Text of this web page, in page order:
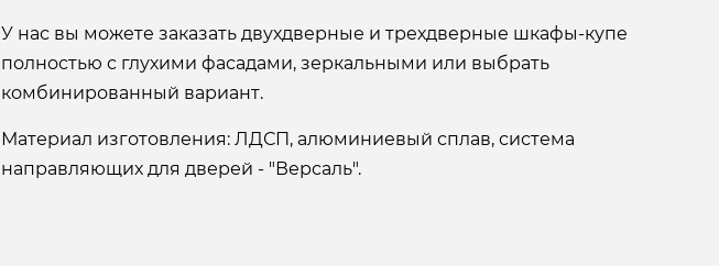
У нас вы можете заказать двухдверные и трехдверные шкафы-купе
полностью с глухими фасадами, зеркальными или выбрать
комбинированный вариант.
Материал изготовления: ЛДСП, алюминиевый сплав, система
направляющих для дверей - "Версаль".